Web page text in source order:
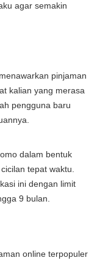
agar semakin
pinjaman
kalian yang merasa
pengguna baru
dalam bentuk
tepat waktu.
ini dengan limit
9 bulan.
online terpopuler